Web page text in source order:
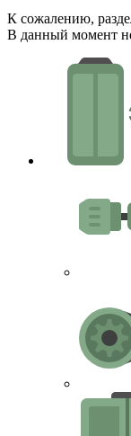
К сожалению,
В данный момент